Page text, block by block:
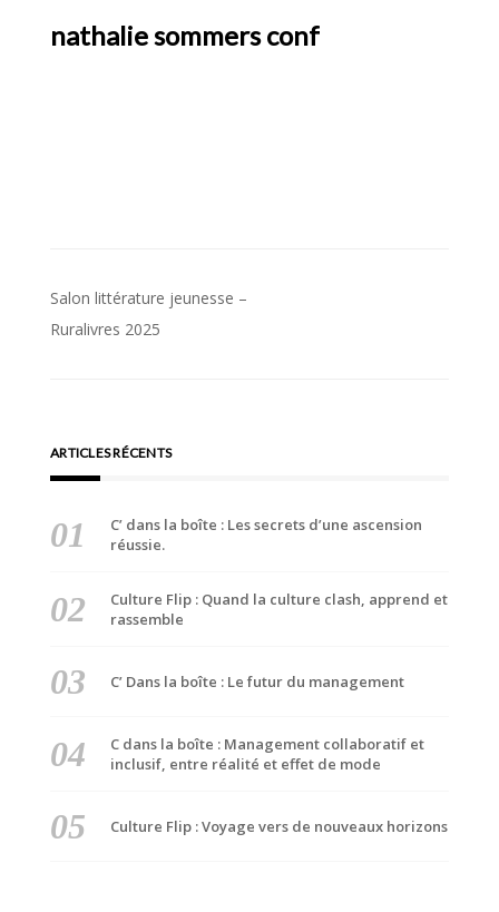
nathalie sommers conf
Navigation
de
Salon littérature jeunesse –
Ruralivres 2025
ARTICLES RÉCENTS
C’ dans la boîte : Les secrets d’une ascension
réussie.
Culture Flip : Quand la culture clash, apprend et
rassemble
C’ Dans la boîte : Le futur du management
C dans la boîte : Management collaboratif et
inclusif, entre réalité et effet de mode
Culture Flip : Voyage vers de nouveaux horizons